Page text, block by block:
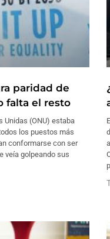
paridad de
falta el resto
Unidas (ONU) estaba
los puestos más
conformarse con ser
veía golpeando sus